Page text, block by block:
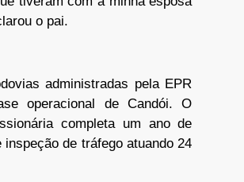
o pai.
administradas pela EPR
operacional de Candói. O
completa um ano de
de tráfego atuando 24